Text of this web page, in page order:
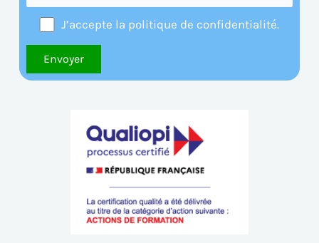
J’accepte la politique de confidentialité.